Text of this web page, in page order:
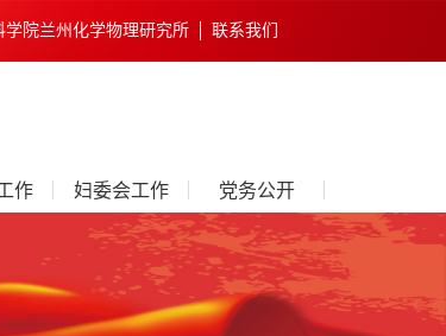
学院兰州化学物理研究所 联系我们
作 妇委会工作 党务公开